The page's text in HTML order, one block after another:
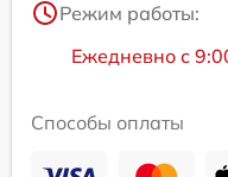
Режим работы:
Ежедневно с
Способы оплаты